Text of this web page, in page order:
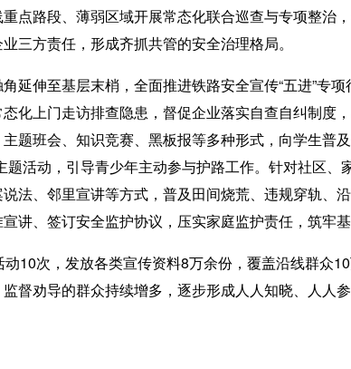
点路段、薄弱区域开展常态化联合巡查与专项整治
三方责任，形成齐抓共管的安全治理格局。
伸至基层末梢，全面推进铁路安全宣传“五进”专项
化上门走访排查隐患，督促企业落实自查自纠制度
题班会、知识竞赛、黑板报等多种形式，向学生普
活动，引导青少年主动参与护路工作。针对社区、
法、邻里宣讲等方式，普及田间烧荒、违规穿轨、
、签订安全监护协议，压实家庭监护责任，筑牢基
次，发放各类宣传资料8万余份，覆盖沿线群众
督劝导的群众持续增多，逐步形成人人知晓、人人